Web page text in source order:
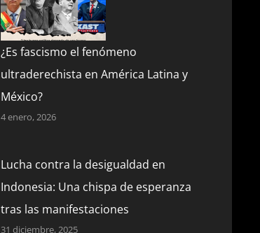
¿Es fascismo el fenómeno
ultraderechista en América Latina y
México?
4 enero, 2026
Lucha contra la desigualdad en
Indonesia: Una chispa de esperanza
tras las manifestaciones
31 diciembre, 2025